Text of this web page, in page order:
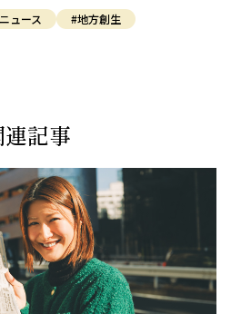
ュース
#地方創生
連記事